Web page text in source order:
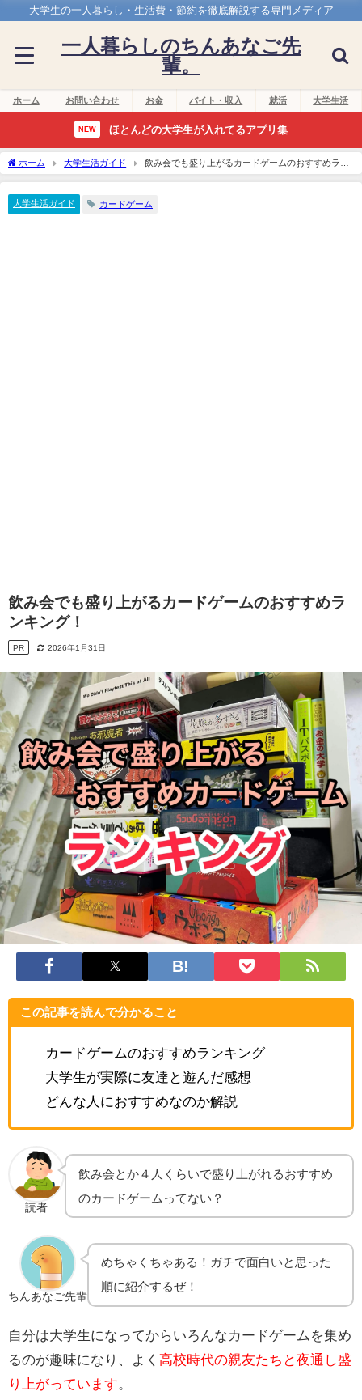
大学生の一人暮らし・生活費・節約を徹底解説する専門メディア
一人暮らしのちんあなご先
輩。
ホーム お問い合わせ お金 バイト・収入 就活 大学生活
NEW ほとんどの大学生が入れてるアプリ集
ホーム 大学生活ガイド
飲み会でも盛り上がるカードゲームのおすすめラン
キング！
大学生活ガイド カードゲーム
飲み会でも盛り上がるカードゲームのおすすめラ
ンキング！
PR 2026年1月31日
この記事を読んで分かること
カードゲームのおすすめランキング
大学生が実際に友達と遊んだ感想
どんな人におすすめなのか解説
読者
飲み会とか４人くらいで盛り上がれるおすすめ
のカードゲームってない？
ちんあなご先輩
めちゃくちゃある！ガチで面白いと思った
順に紹介するぜ！
自分は大学生になってからいろんなカードゲームを集め
るのが趣味になり、よく 高校時代の親友たちと夜通し盛
り上がっています